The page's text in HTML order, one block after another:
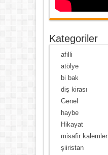
Kategoriler
afilli
atölye
bi bak
diş kirası
Genel
haybe
Hikayat
misafir kalemler
şiiristan